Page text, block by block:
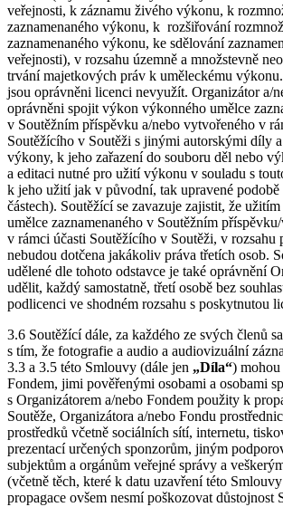
veřejnosti, k záznamu živého výkonu, k
zaznamenaného výkonu, k rozšiřování
zaznamenaného výkonu, ke sdělování
veřejnosti), v rozsahu územně a množstevně
trvání majetkových práv k uměleckému
jsou oprávněni licenci nevyužít. Organizátor a/
oprávněni spojit výkon výkonného umělce
v Soutěžním příspěvku a/nebo vytvořeného v
Soutěžícího v Soutěži s jinými autorskými díly
výkony, k jeho zařazení do souboru děl nebo
a editaci nutné pro užití výkonu v souladu s
k jeho užití jak v původní, tak upravené
částech). Soutěžící se zavazuje zajistit, že
umělce zaznamenaného v Soutěžním
v rámci účasti Soutěžícího v Soutěži, v rozsahu
nebudou dotčena jakákoliv práva třetích osob.
udělené dle tohoto odstavce je také oprávnění
udělit, každý samostatně, třetí osobě bez
podlicenci ve shodném rozsahu s poskytnutou
3.6 Soutěžící dále, za každého ze svých členů
s tím, že fotografie a audio a audiovizuální
3.3 a 3.5 této Smlouvy (dále jen „Díla“)
Fondem, jimi pověřenými osobami a osobami
s Organizátorem a/nebo Fondem použity k
Soutěže, Organizátora a/nebo Fondu
prostředků včetně sociálních sítí, internetu,
prezentací určených sponzorům, jiným
subjektům a orgánům veřejné správy a
(včetně těch, které k datu uzavření této
propagace ovšem nesmí poškozovat důstojnost